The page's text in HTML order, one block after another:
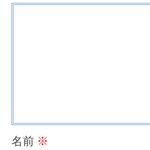
名前 ※